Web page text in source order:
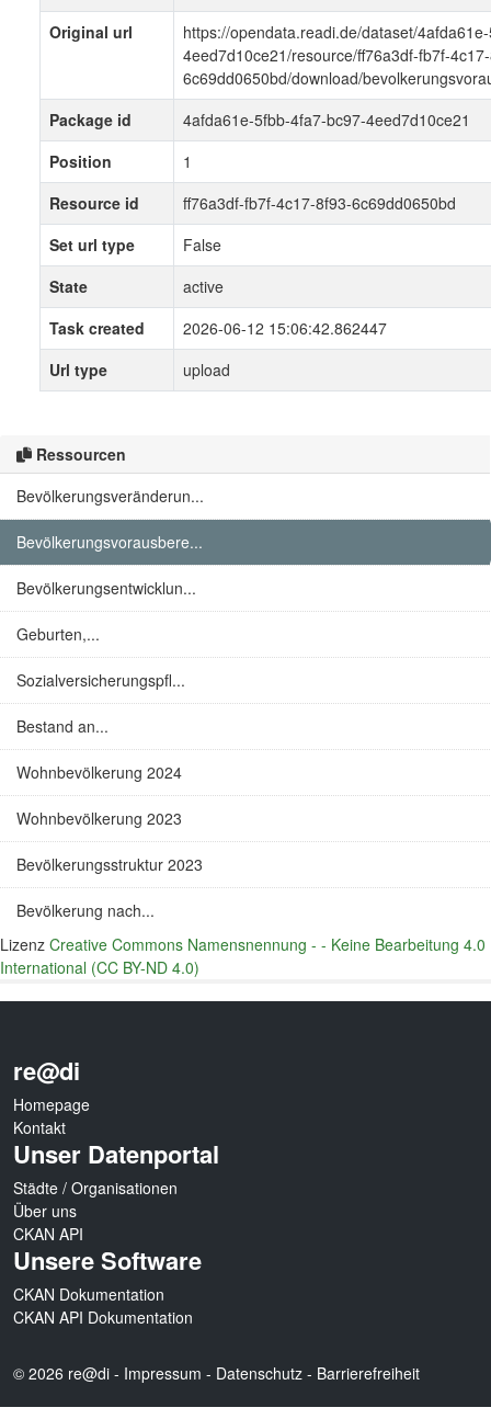
Ressourcen
Bevölkerungsveränderun...
Bevölkerungsvorausbere...
Bevölkerungsentwicklun...
Geburten,...
Sozialversicherungspfl...
Bestand an...
Wohnbevölkerung 2024
Wohnbevölkerung 2023
Bevölkerungsstruktur 2023
Bevölkerung nach...
Lizenz Creative Commons Namensnennung - - Keine Bearbeitung 4.0
International (CC BY-ND 4.0)
Original url
https://opendata.readi.de/dataset/
4eed7d10ce21/resource/ff76a3df-fb7f-
6c69dd0650bd/download/
Package id
4afda61e-5fbb-4fa7-bc97-4eed7d10ce21
Position
1
Resource id
ff76a3df-fb7f-4c17-8f93-6c69dd0650bd
Set url type
False
State
active
Task created
2026-06-12 15:06:42.862447
Url type
upload
re@di
Homepage
Kontakt
Unser Datenportal
Städte / Organisationen
Über uns
CKAN API
Unsere Software
CKAN Dokumentation
CKAN API Dokumentation
© 2026 re@di - Impressum - Datenschutz - Barrierefreiheit